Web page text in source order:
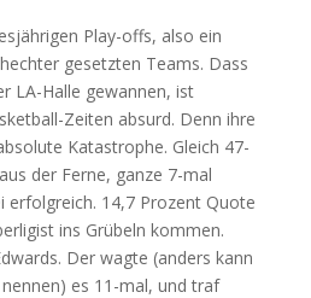
Play-offs, also ein
gesetzten Teams. Dass
LA-Halle gewannen, ist
Zeiten absurd. Denn ihre
Katastrophe. Gleich 47-
der Ferne, ganze 7-mal
erfolgreich. 14,7 Prozent Quote
ins Grübeln kommen.
Der wagte (anders kann
es 11-mal, und traf